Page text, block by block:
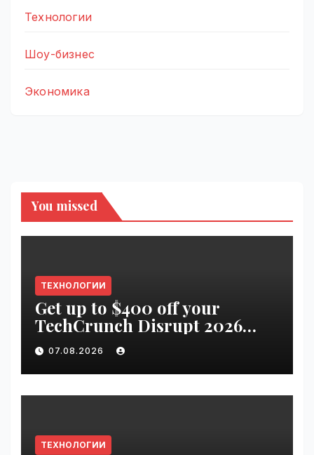
Технологии
Шоу-бизнес
Экономика
You missed
ТЕХНОЛОГИИ
Get up to $400 off your
TechCrunch Disrupt 2026
pass until tomorrow |
VseTime.ru
07.08.2026
ТЕХНОЛОГИИ